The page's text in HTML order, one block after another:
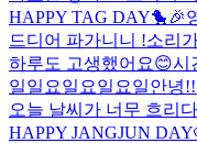
HAPPY TAG DAY🐤🎉
드디어 파가니니 !소리
하루도 고생했어요😊시
일일요일요일요일안녕
오늘 날씨가 너무 흐리
HAPPY JANGJUN